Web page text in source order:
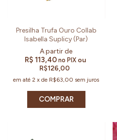
Presilha Trufa Ouro Collab
Isabella Suplicy (Par)
R$ 113,40no PIX ou
R$126,00
em até2 xde R$63,00 sem juros